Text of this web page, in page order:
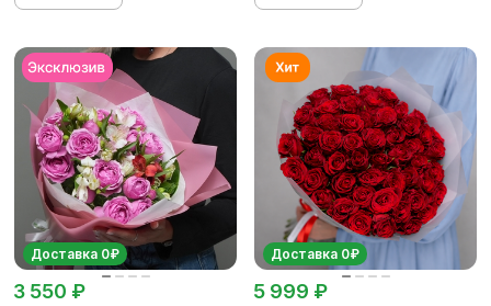
Доставка 0₽
3 550 ₽
Доставка 0₽
5 999 ₽